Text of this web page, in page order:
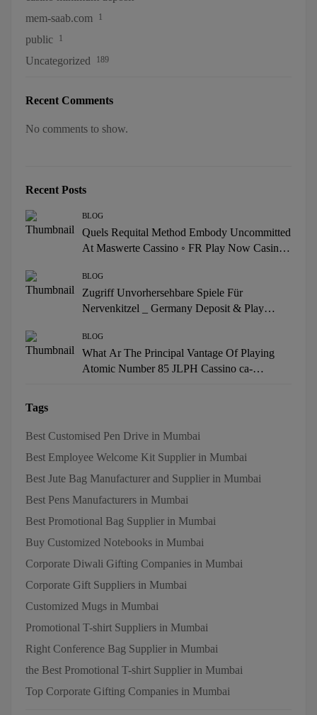
mem-saab.com 1
public 1
Uncategorized 189
Recent Comments
No comments to show.
Recent Posts
BLOG
Quels Requital Method Embody Uncommitted
At Maswerte Cassino ◦ FR Play Now Casino
BLOG
Zugriff Unvorhersehbare Spiele Für
Nervenkitzel _ Germany Deposit & Play
BLOG
What Ar The Principal Vantage Of Playing
Atomic Number 85 JLPH Cassino ca-
Tags
Best Customised Pen Drive in Mumbai
Best Employee Welcome Kit Supplier in Mumbai
Best Jute Bag Manufacturer and Supplier in Mumbai
Best Pens Manufacturers in Mumbai
Best Promotional Bag Supplier in Mumbai
Buy Customized Notebooks in Mumbai
Corporate Diwali Gifting Companies in Mumbai
Corporate Gift Suppliers in Mumbai
Customized Mugs in Mumbai
Promotional T-shirt Suppliers in Mumbai
Right Conference Bag Supplier in Mumbai
the Best Promotional T-shirt Supplier in Mumbai
Top Corporate Gifting Companies in Mumbai